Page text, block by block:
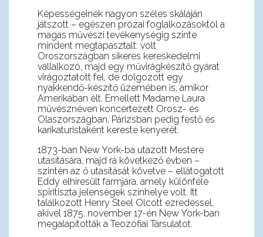
Képességeinek nagyon széles skáláján
játszott – egészen prózai foglalkozásoktól a
magas művészi tevékenységig szinte
mindent megtapasztalt: volt
Oroszországban sikeres kereskedelmi
vállalkozó, majd egy művirágkészítő gyárat
virágoztatott fel, de dolgozott egy
nyakkendő-készítő üzemében is, amikor
Amerikában élt. Emellett Madame Laura
művésznéven koncertezett Orosz- és
Olaszországban, Párizsban pedig festő és
karikaturistaként kereste kenyerét.
1873-ban New York-ba utazott Mestere
utasítására, majd rá következő évben –
szintén az ő utasítását követve – ellátogatott
Eddy elhíresült farmjára, amely különféle
spiritiszta jelenségek színhelye volt. Itt
találkozott Henry Steel Olcott ezredessel,
akivel 1875. november 17-én New York-ban
megalapították a Teozófiai Társulatot.